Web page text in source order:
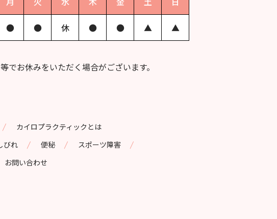
● ● 休 ● ● ▲ ▲
でお休みをいただく場合がございます。
|
カイロプラクティックとは
びれ | 便秘 | スポーツ障害 |
お問い合わせ